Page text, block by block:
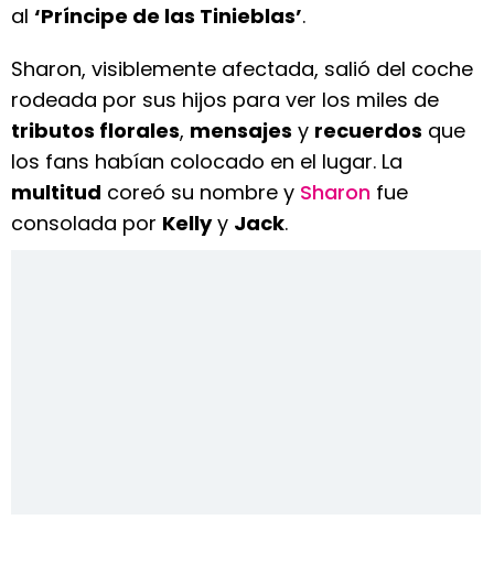
al ‘Príncipe de las Tinieblas’.
Sharon, visiblemente afectada, salió del coche
rodeada por sus hijos para ver los miles de
tributos florales, mensajes y recuerdos que
los fans habían colocado en el lugar. La
multitud coreó su nombre y Sharon fue
consolada por Kellyy Jack.